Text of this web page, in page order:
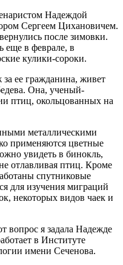
Надеждой
Сергеем Цихановичем.
после зимовки.
еще в феврале, в
кулики-сороки.
ее гражданина, живет
Она, ученый-
птиц, окольцованных на
металлическими
применяются цветные
увидеть в бинокль,
отлавливая птиц. Кроме
спутниковые
для изучения миграций
некоторых видов чаек и
вопрос я задала Надежде
в Институте
имени Сеченова.